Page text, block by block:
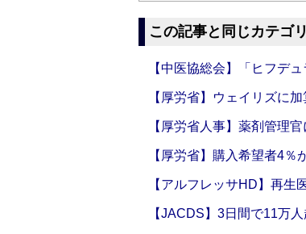
この記事と同じカテゴ
【中医協総会】「ヒフデ
【厚労省】ウェイリズに
【厚労省人事】薬剤管理
【厚労省】購入希望者4％
【アルフレッサHD】再生
【JACDS】3日間で11万